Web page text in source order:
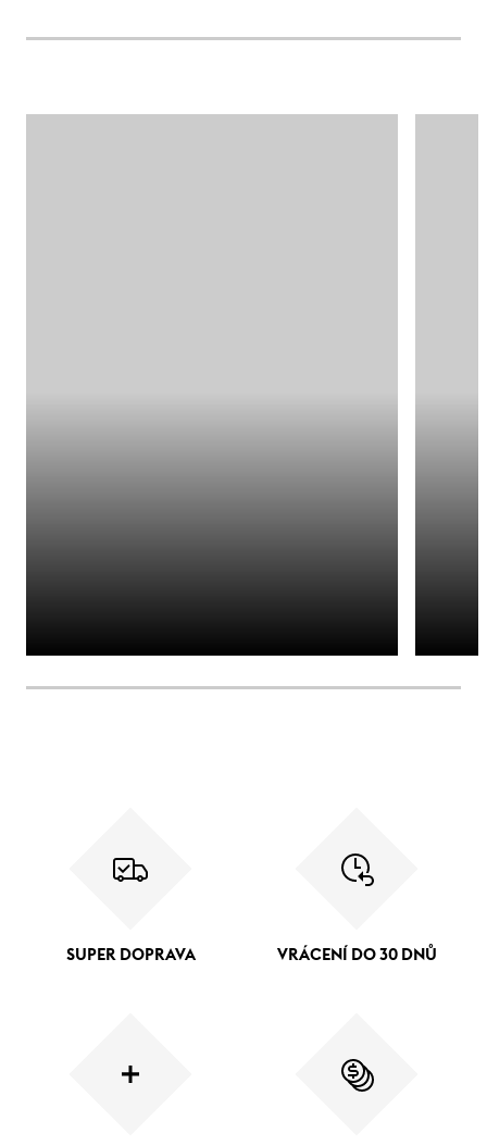
SUPER DOPRAVA VRÁCENÍ DO 30 DNŮ